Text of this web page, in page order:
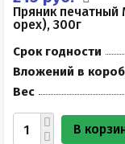
Пряник печатный
орех), 300г
Срок годности
Вложений в
Вес
В